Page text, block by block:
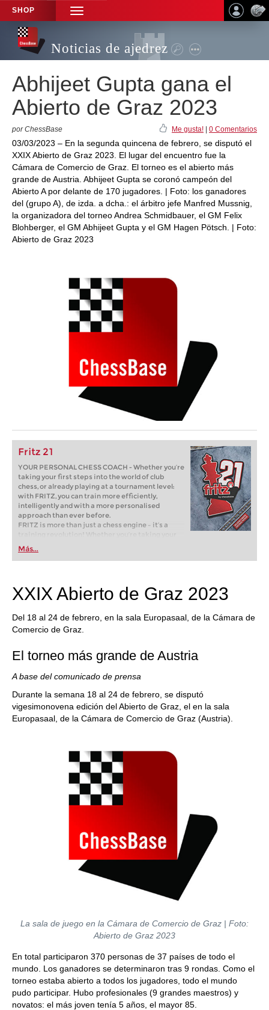
SHOP
TOGGLE
NAVIGATION
Noticias de ajedrez
Abhijeet Gupta gana el
Abierto de Graz 2023
por ChessBase Me gusta! 0 Comentarios
03/03/2023 – En la segunda quincena de febrero, se disputó el
XXIX Abierto de Graz 2023. El lugar del encuentro fue la
Cámara de Comercio de Graz. El torneo es el abierto más
grande de Austria. Abhijeet Gupta se coronó campeón del
Abierto A por delante de 170 jugadores. | Foto: los ganadores
del (grupo A), de izda. a dcha.: el árbitro jefe Manfred Mussnig,
la organizadora del torneo Andrea Schmidbauer, el GM Felix
Blohberger, el GM Abhijeet Gupta y el GM Hagen Pötsch. | Foto:
Abierto de Graz 2023
Fritz 21
YOUR PERSONAL CHESS COACH - Whether you’re
taking your first steps into the world of club
chess, or already playing at a tournament level:
with FRITZ, you can train more efficiently,
intelligently and with a more personalised
approach than ever before.
FRITZ is more than just a chess engine – it’s a
training revolution! Whether you’re taking your
first steps into the world of club chess, or already
playing at a tournament level: with FRITZ, you can
train more efficiently, intelligently and with a
Más...
XXIX Abierto de Graz 2023
Del 18 al 24 de febrero, en la sala Europasaal, de la Cámara de
Comercio de Graz.
El torneo más grande de Austria
A base del comunicado de prensa
Durante la semana 18 al 24 de febrero, se disputó
vigesimonovena edición del Abierto de Graz, el en la sala
Europasaal, de la Cámara de Comercio de Graz (Austria).
La sala de juego en la Cámara de Comercio de Graz | Foto:
Abierto de Graz 2023
En total participaron 370 personas de 37 países de todo el
mundo. Los ganadores se determinaron tras 9 rondas. Como el
torneo estaba abierto a todos los jugadores, todo el mundo
pudo participar. Hubo profesionales (9 grandes maestros) y
novatos: el más joven tenía 5 años, el mayor 85.